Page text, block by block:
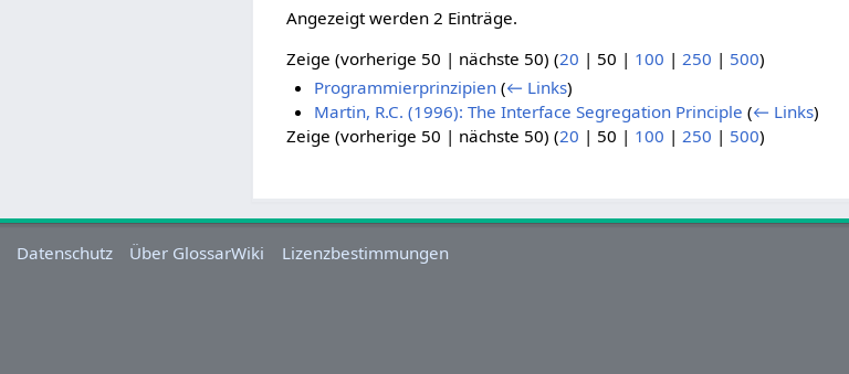
Angezeigt werden 2 Einträge.
Zeige (vorherige 50 | nächste 50) (20 | 50 | 100 | 250 | 500)
Programmierprinzipien (← Links)
Martin, R.C. (1996): The Interface Segregation Principle (← Links)
Zeige (vorherige 50 | nächste 50) (20 | 50 | 100 |250 | 500)
Datenschutz Über GlossarWiki Lizenzbestimmungen